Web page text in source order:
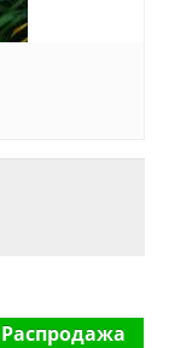
Распродажа